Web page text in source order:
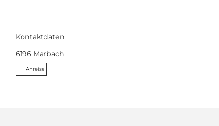
Kontaktdaten
6196 Marbach
Anreise